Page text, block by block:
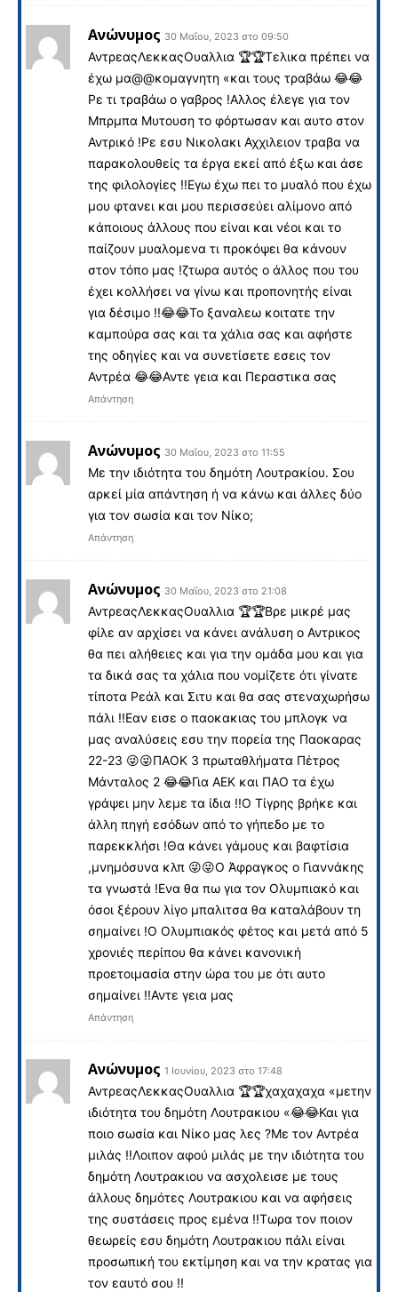
Ανώνυμος 30 Μαΐου, 2023 στο 09:50
ΑντρεαςΛεκκαςΟυαλλια 🏆🏆Τελικα πρέπει να
έχω μα@@κομαγνητη «και τους τραβάω 😂😂
Ρε τι τραβάω ο γαβρος !Αλλος έλεγε για τον
Μπρμπα Μυτουση το φόρτωσαν και αυτο στον
Αντρικό !Ρε εσυ Νικολακι Αχχιλειον τραβα να
παρακολουθείς τα έργα εκεί από έξω και άσε
της φιλολογίες !!Εγω έχω πει το μυαλό που έχω
μου φτανει και μου περισσεύει αλίμονο από
κάποιους άλλους που είναι και νέοι και το
παίζουν μυαλομενα τι προκόψει θα κάνουν
στον τόπο μας !ζτωρα αυτός ο άλλος που του
έχει κολλήσει να γίνω και προπονητής είναι
για δέσιμο !!😂😂Το ξαναλεω κοιτατε την
καμπούρα σας και τα χάλια σας και αφήστε
της οδηγίες και να συνετίσετε εσεις τον
Αντρέα 😂😂Αντε γεια και Περαστικα σας
Απάντηση
Ανώνυμος 30 Μαΐου, 2023 στο 11:55
Με την ιδιότητα του δημότη Λουτρακίου. Σου
αρκεί μία απάντηση ή να κάνω και άλλες δύο
για τον σωσία και τον Νίκο;
Απάντηση
Ανώνυμος 30 Μαΐου, 2023 στο 21:08
ΑντρεαςΛεκκαςΟυαλλια 🏆🏆Βρε μικρέ μας
φίλε αν αρχίσει να κάνει ανάλυση ο Αντρικος
θα πει αλήθειες και για την ομάδα μου και για
τα δικά σας τα χάλια που νομίζετε ότι γίνατε
τίποτα Ρεάλ και Σιτυ και θα σας στεναχωρήσω
πάλι !!Εαν εισε ο παοκακιας του μπλογκ να
μας αναλύσεις εσυ την πορεία της Παοκαρας
22-23 😜😜ΠΑΟΚ 3 πρωταθλήματα Πέτρος
Μάνταλος 2 😂😂Για ΑΕΚ και ΠΑΟ τα έχω
γράψει μην λεμε τα ίδια !!Ο Τίγρης βρήκε και
άλλη πηγή εσόδων από το γήπεδο με το
παρεκκλήσι !Θα κάνει γάμους και βαφτίσια
,μνημόσυνα κλπ 😜😜Ο Άφραγκος ο Γιαννάκης
τα γνωστά !Ενα θα πω για τον Ολυμπιακό και
όσοι ξέρουν λίγο μπαλιτσα θα καταλάβουν τη
σημαίνει !Ο Ολυμπιακός φέτος και μετά από 5
χρονιές περίπου θα κάνει κανονική
προετοιμασία στην ώρα του με ότι αυτο
σημαίνει !!Αντε γεια μας
Απάντηση
Ανώνυμος 1 Ιουνίου, 2023 στο 17:48
ΑντρεαςΛεκκαςΟυαλλια 🏆🏆χαχαχαχα «μετην
ιδιότητα του δημότη Λουτρακιου «😂😂Και για
ποιο σωσία και Νίκο μας λες ?Με τον Αντρέα
μιλάς !!Λοιπον αφού μιλάς με την ιδιότητα του
δημότη Λουτρακιου να ασχολεισε με τους
άλλους δημότες Λουτρακιου και να αφήσεις
της συστάσεις προς εμένα !!Τωρα τον ποιον
θεωρείς εσυ δημότη Λουτρακιου πάλι είναι
προσωπική του εκτίμηση και να την κρατας για
τον εαυτό σου !!